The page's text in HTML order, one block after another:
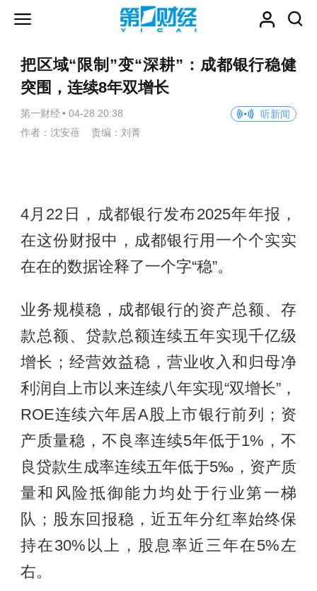
把区域“限制”变“深耕”：成都银行稳健
突围，连续8年双增长
第一财经 • 04-28 20:38
听新闻
作者：沈安蓓 责编：刘菁
4月22日，成都银行发布2025年年报，
在这份财报中，成都银行用一个个实实
在在的数据诠释了一个字“稳”。
业务规模稳，成都银行的资产总额、存
款总额、贷款总额连续五年实现千亿级
增长；经营效益稳，营业收入和归母净
利润自上市以来连续八年实现“双增长”，
ROE连续六年居A股上市银行前列；资
产质量稳，不良率连续5年低于1%，不
良贷款生成率连续五年低于5‰，资产质
量和风险抵御能力均处于行业第一梯
队；股东回报稳，近五年分红率始终保
持在30%以上，股息率近三年在5%左
右。